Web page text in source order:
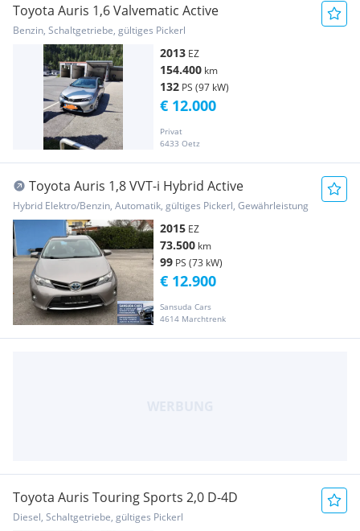
Toyota Auris 1,6 Valvematic Active
Benzin, Schaltgetriebe, gültiges Pickerl
2013 EZ
154.400 km
132 PS (97 kW)
Privat
6433 Oetz
€ 12.000
Toyota Auris 1,8 VVT-i Hybrid Active
Hybrid Elektro/Benzin, Automatik, gültiges Pickerl, Gewährleistung
2015 EZ
73.500 km
99 PS (73 kW)
Sansuda Cars
4614 Marchtrenk
€ 12.900
Toyota Auris Touring Sports 2,0 D-4D
Diesel, Schaltgetriebe, gültiges Pickerl